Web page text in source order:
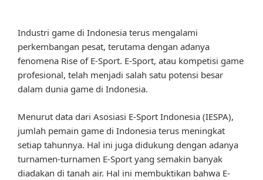
Industri game di Indonesia terus mengalami
perkembangan pesat, terutama dengan adanya
fenomena Rise of E-Sport. E-Sport, atau kompetisi game
profesional, telah menjadi salah satu potensi besar
dalam dunia game di Indonesia.
Menurut data dari Asosiasi E-Sport Indonesia (IESPA),
jumlah pemain game di Indonesia terus meningkat
setiap tahunnya. Hal ini juga didukung dengan adanya
turnamen-turnamen E-Sport yang semakin banyak
diadakan di tanah air. Hal ini membuktikan bahwa E-